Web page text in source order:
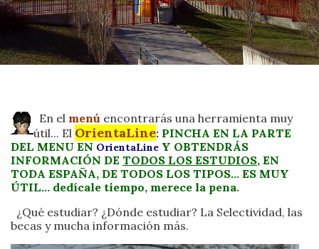
En el menú encontrarás una herramienta muy
útil... El OrientaLine: PINCHA EN LA PARTE
DEL MENU EN OrientaLine Y OBTENDRÁS
INFORMACIÓN DE TODOS LOS ESTUDIOS, EN
TODA ESPAÑA, DE TODOS LOS TIPOS... ES MUY
ÚTIL... dedícale tiempo, merece la pena.
¿Qué estudiar? ¿Dónde estudiar? La Selectividad, las
becas y mucha información más.